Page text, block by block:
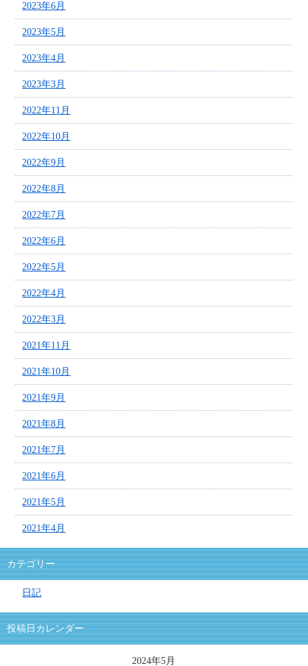
2023年6月
2023年5月
2023年4月
2023年3月
2022年11月
2022年10月
2022年9月
2022年8月
2022年7月
2022年6月
2022年5月
2022年4月
2022年3月
2021年11月
2021年10月
2021年9月
2021年8月
2021年7月
2021年6月
2021年5月
2021年4月
カテゴリー
日記
投稿日カレンダー
2024年5月